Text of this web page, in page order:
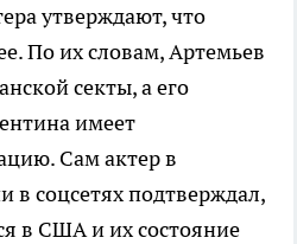
утверждают, что
По их словам, Артемьев
секты, а его
имеет
Сам актер в
в соцсетях подтверждал,
в США и их состояние